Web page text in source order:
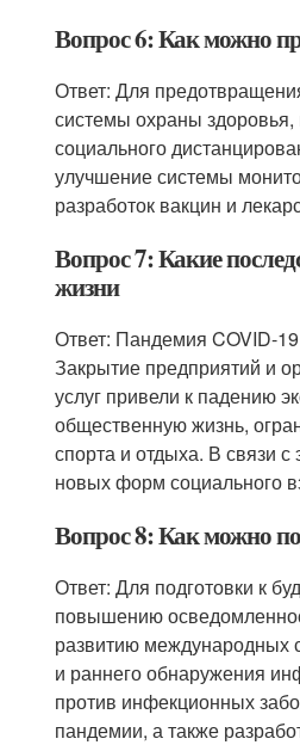
Вопрос 6: Как можно
Ответ: Для
системы охраны
социального
улучшение системы
разработок вакцин и
Вопрос 7: Какие
жизни
Ответ: Пандемия COVID-
Закрытие предприятий и
услуг привели к падению
общественную жизнь,
спорта и отдыха. В связи
новых форм социального
Вопрос 8: Как можно
Ответ: Для подготовки к
повышению
развитию международных
и раннего обнаружения
против инфекционных
пандемии, а также